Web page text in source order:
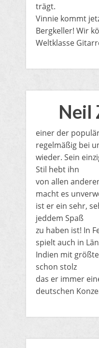
trägt.
Vinnie kommt
Bergkeller! Wir
Weltklasse
Neil
einer der
regelmäßig bei
wieder. Sein
Stil hebt ihn
von allen
macht es
ist er ein sehr,
jeddem Spaß
zu haben ist! In
spielt auch in
Indien mit
schon stolz
das er immer
deutschen